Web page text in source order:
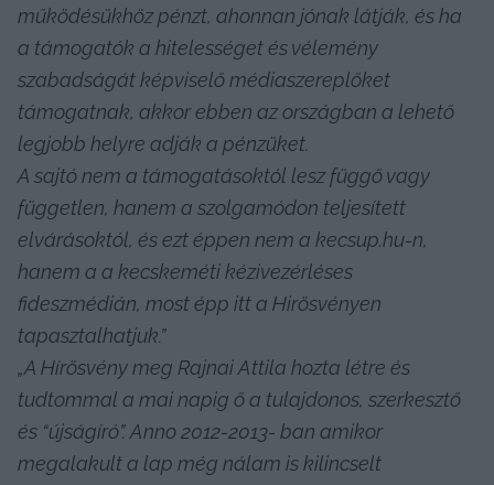
működésükhöz pénzt, ahonnan jónak látják, és ha
a támogatók a hitelességet és vélemény
szabadságát képviselő médiaszereplőket
támogatnak, akkor ebben az országban a lehető
legjobb helyre adják a pénzüket.
A sajtó nem a támogatásoktól lesz függő vagy
független, hanem a szolgamódon teljesített
elvárásoktól, és ezt éppen nem a kecsup.hu-n,
hanem a a kecskeméti kézivezérléses
fideszmédián, most épp itt a Hirösvényen
tapasztalhatjuk.”
„A Hírösvény meg Rajnai Attila hozta létre és
tudtommal a mai napig ő a tulajdonos, szerkesztő
és “újságíró”. Anno 2012-2013- ban amikor
megalakult a lap még nálam is kilincselt